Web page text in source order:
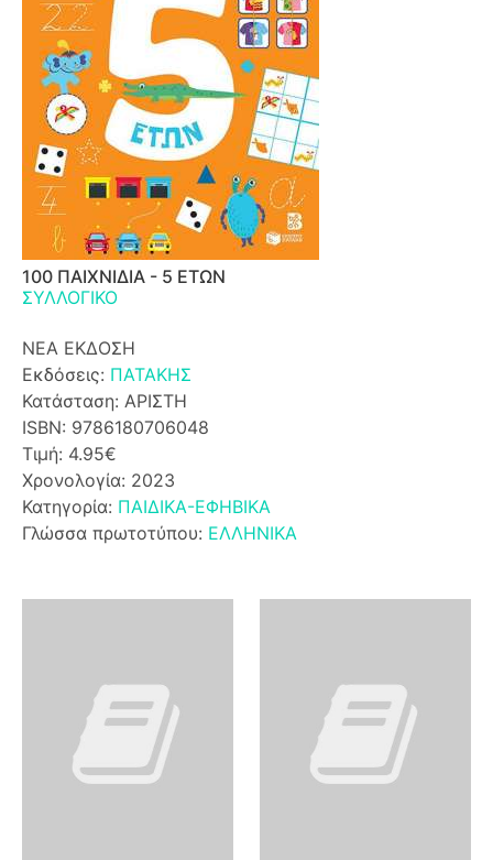
100 ΠΑΙΧΝΙΔΙΑ - 5 ΕΤΩΝ
ΣΥΛΛΟΓΙΚΟ
ΝΕΑ ΕΚΔΟΣΗ
Εκδόσεις: ΠΑΤΑΚΗΣ
Κατάσταση: ΑΡΙΣΤΗ
ISBN: 9786180706048
Τιμή: 4.95€
Χρονολογία: 2023
Κατηγορία: ΠΑΙΔΙΚΑ-ΕΦΗΒΙΚΑ
Γλώσσα πρωτοτύπου: ΕΛΛΗΝΙΚΑ